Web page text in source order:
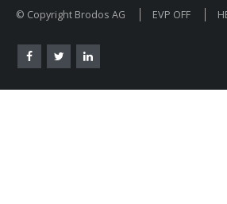
© Copyright Brodos AG EVP OFF